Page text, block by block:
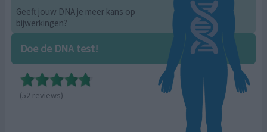
Geeft jouw DNA je meer kans op
bijwerkingen?
Doe de DNA test!
(52 reviews)